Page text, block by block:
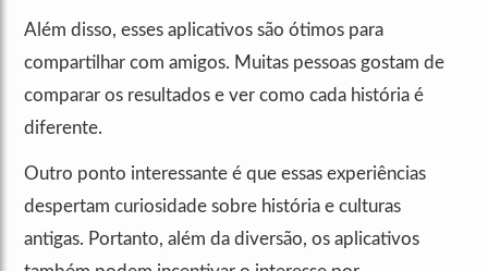
Além disso, esses aplicativos são ótimos para
compartilhar com amigos. Muitas pessoas gostam de
comparar os resultados e ver como cada história é
diferente.
Outro ponto interessante é que essas experiências
despertam curiosidade sobre história e culturas
antigas. Portanto, além da diversão, os aplicativos